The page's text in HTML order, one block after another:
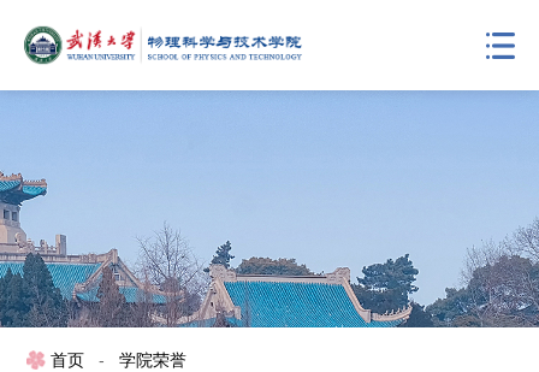
首页 - 学院荣誉